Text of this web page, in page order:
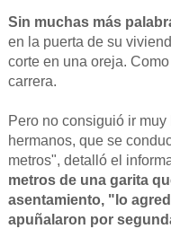
Sin muchas más
en la puerta de su
corte en una oreja.
carrera.
Pero no consiguió ir
hermanos, que se
metros", detalló el
metros de una garita
asentamiento, "lo
apuñalaron por